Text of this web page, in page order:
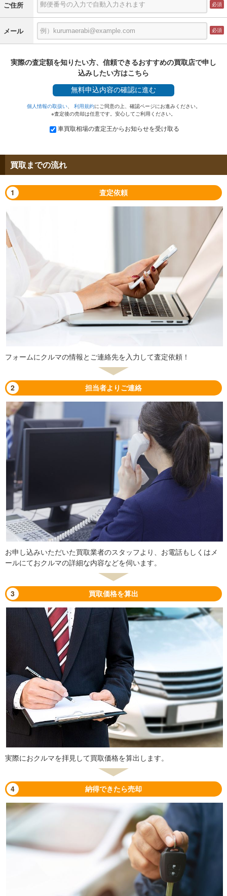
ご住所
メール
実際の査定額を知りたい方、信頼できるおすすめの買取店で申し
込みしたい方はこちら
無料申込内容の確認に進む
個人情報の取扱い、 利用規約にご同意の上、確認ページにお進みください。
※査定後の売却は任意です。安心してご利用ください。
車買取相場の査定王からお知らせを受け取る
買取までの流れ
1 査定依頼
フォームにクルマの情報とご連絡先を入力して査定依頼！
2 担当者よりご連絡
お申し込みいただいた買取業者のスタッフより、お電話もしくはメ
ールにておクルマの詳細な内容などを伺います。
3 買取価格を算出
実際におクルマを拝見して買取価格を算出します。
4 納得できたら売却